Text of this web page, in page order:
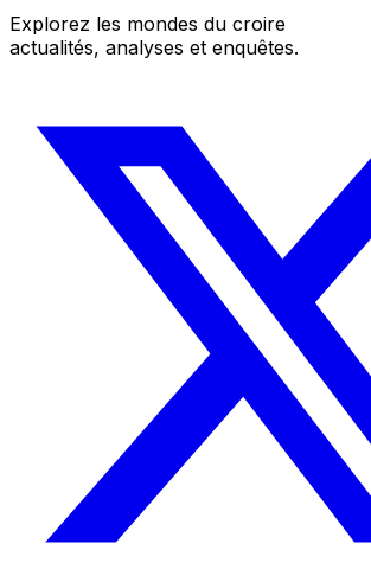
Explorez les mondes du croire
actualités, analyses et enquêtes.